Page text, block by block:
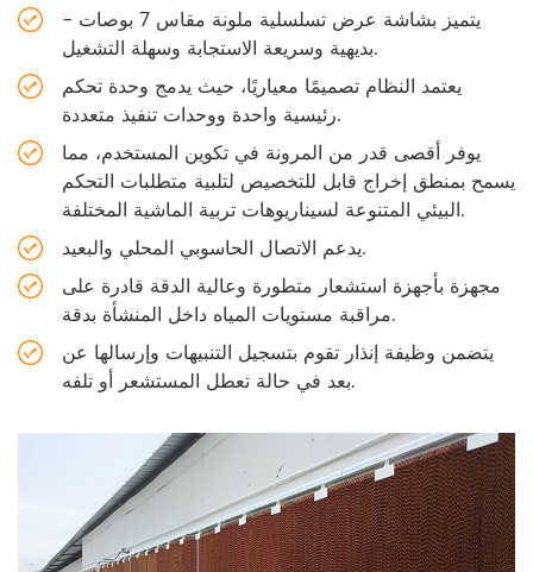
يتميز بشاشة عرض تسلسلية ملونة مقاس 7 بوصات -
بديهية وسريعة الاستجابة وسهلة التشغيل.
يعتمد النظام تصميمًا معياريًا، حيث يدمج وحدة تحكم
رئيسية واحدة ووحدات تنفيذ متعددة.
يوفر أقصى قدر من المرونة في تكوين المستخدم، مما
يسمح بمنطق إخراج قابل للتخصيص لتلبية متطلبات التحكم
البيئي المتنوعة لسيناريوهات تربية الماشية المختلفة.
يدعم الاتصال الحاسوبي المحلي والبعيد.
مجهزة بأجهزة استشعار متطورة وعالية الدقة قادرة على
مراقبة مستويات المياه داخل المنشأة بدقة.
يتضمن وظيفة إنذار تقوم بتسجيل التنبيهات وإرسالها عن
بعد في حالة تعطل المستشعر أو تلفه.